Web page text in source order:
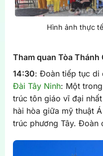
Hình ảnh thực
Tham quan Tòa Thánh
14:30: Đoàn tiếp tục di
Đài Tây Ninh: Một
trúc tôn giáo vĩ đại
hài hòa giữa mỹ thuật
trúc phương Tây. Đoàn